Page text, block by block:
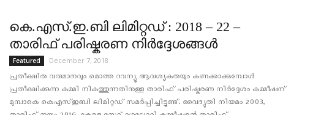
കെ.എസ്.ഇ.ബി ലിമിറ്റഡ് : 2018 – 22 –
താരിഫ് പരിഷ്കരണ നിര്‍ദ്ദേശങ്ങള്‍
Featured December 7, 2018
പ്രതീക്ഷിത വരുമാനവും മൊത്ത റവന്യൂ ആവശ്യകതയും കണക്കാക്കുമ്പോള്‍
പ്രതീക്ഷിക്കുന്ന കമ്മി നികത്തുന്നതിനുള്ള താരിഫ് പരിഷ്കരണ നിര്‍ദ്ദേശം കമ്മീഷന്
മുമ്പാകെ കെഎസ്ഇബി ലിമിറ്റഡ് സമര്‍പ്പിച്ചിട്ടുണ്ട്. വൈദ്യുതി നിയമം 2003,